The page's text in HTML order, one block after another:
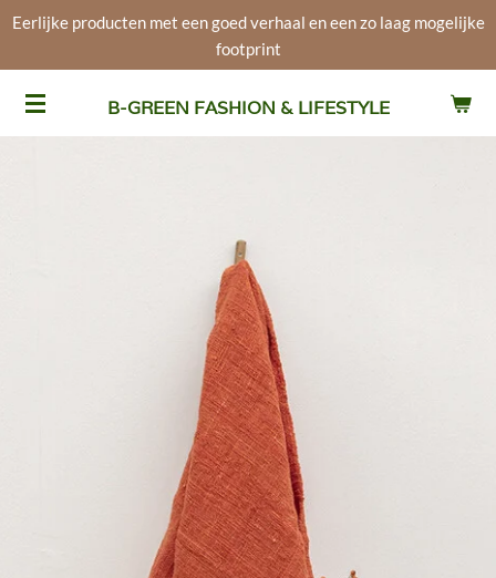
Ga
naar
de
B-GREEN FASHION & LIFESTYLE
Eerlijke producten met een goed verhaal en een zo laag mogelijke
footprint